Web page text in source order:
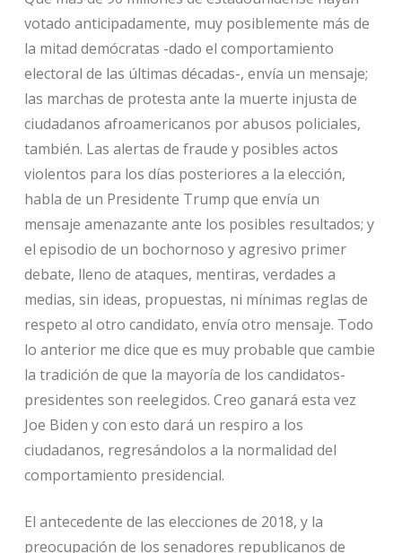
votado anticipadamente, muy posiblemente más de
la mitad demócratas -dado el comportamiento
electoral de las últimas décadas-, envía un mensaje;
las marchas de protesta ante la muerte injusta de
ciudadanos afroamericanos por abusos policiales,
también. Las alertas de fraude y posibles actos
violentos para los días posteriores a la elección,
habla de un Presidente Trump que envía un
mensaje amenazante ante los posibles resultados; y
el episodio de un bochornoso y agresivo primer
debate, lleno de ataques, mentiras, verdades a
medias, sin ideas, propuestas, ni mínimas reglas de
respeto al otro candidato, envía otro mensaje. Todo
lo anterior me dice que es muy probable que cambie
la tradición de que la mayoría de los candidatos-
presidentes son reelegidos. Creo ganará esta vez
Joe Biden y con esto dará un respiro a los
ciudadanos, regresándolos a la normalidad del
comportamiento presidencial.
El antecedente de las elecciones de 2018, y la
preocupación de los senadores republicanos de